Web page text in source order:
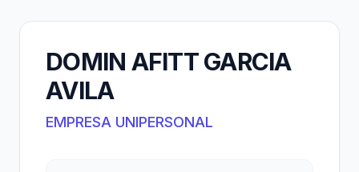
DOMIN AFITT GARCIA
AVILA
EMPRESA UNIPERSONAL